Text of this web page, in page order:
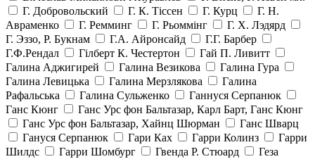
Г. Добровольский
Г. К. Тiссен Г. Курц
Г. Н.
Авраменко
Г. Ремминг Г. Рьоммінг
Г. Х. Лэдярд
Г. Эззо, Р. Букнам
Г.А. Айронсайд
Г.Г. Барбер
Г.Ф.Рендал
Гілберт К. Честертон
Гай П. Ливитт
Галина Аджигирей
Галина Везикова
Галина Гура
Галина Левицька
Галина Мерзлякова
Галина
Рафальська
Галина Сульженко
Ганнуся Серпанюк
Ганс Кюнг
Ганс Урс фон Бальтазар, Карл Барт, Ганс Кюнг
Ганс Урс фон Бальтазар, Хайнц Шюрман
Ганс Шварц
Гануся Серпанюк
Гари Ках Гарри Колинз
Гарри
Шилдс
Гарри Шомбург Гвенда Р. Стюард
Геза